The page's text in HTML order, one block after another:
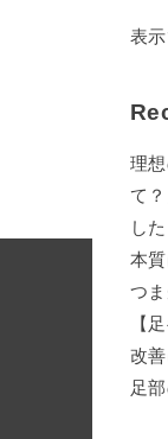
表
理
て
した
本
つ
【
改
足